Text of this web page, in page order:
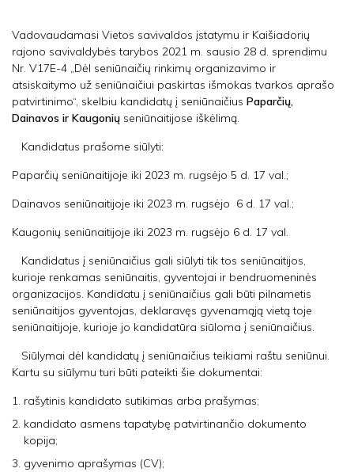
Vadovaudamasi Vietos savivaldos įstatymu ir Kaišiadorių
rajono savivaldybės tarybos 2021 m. sausio 28 d. sprendimu
Nr. V17E-4 „Dėl seniūnaičių rinkimų organizavimo ir
atsiskaitymo už seniūnaičiui paskirtas išmokas tvarkos aprašo
patvirtinimo“, skelbiu kandidatų į seniūnaičius Paparčių,
Dainavos ir Kaugonių seniūnaitijose iškėlimą.
Kandidatus prašome siūlyti:
Paparčių seniūnaitijoje iki 2023 m. rugsėjo 5 d. 17 val.;
Dainavos seniūnaitijoje iki 2023 m. rugsėjo 6 d. 17 val.;
Kaugonių seniūnaitijoje iki 2023 m. rugsėjo 6 d. 17 val.
Kandidatus į seniūnaičius gali siūlyti tik tos seniūnaitijos,
kurioje renkamas seniūnaitis, gyventojai ir bendruomeninės
organizacijos. Kandidatu į seniūnaičius gali būti pilnametis
seniūnaitijos gyventojas, deklaravęs gyvenamąją vietą toje
seniūnaitijoje, kurioje jo kandidatūra siūloma į seniūnaičius.
Siūlymai dėl kandidatų į seniūnaičius teikiami raštu seniūnui.
Kartu su siūlymu turi būti pateikti šie dokumentai:
rašytinis kandidato sutikimas arba prašymas;
kandidato asmens tapatybę patvirtinančio dokumento
kopija;
gyvenimo aprašymas (CV);